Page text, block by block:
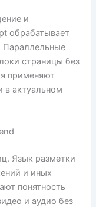
и
обрабатывает
Параллельные
страницы без
применяют
в актуальном
Язык разметки
и иных
понятность
и аудио без